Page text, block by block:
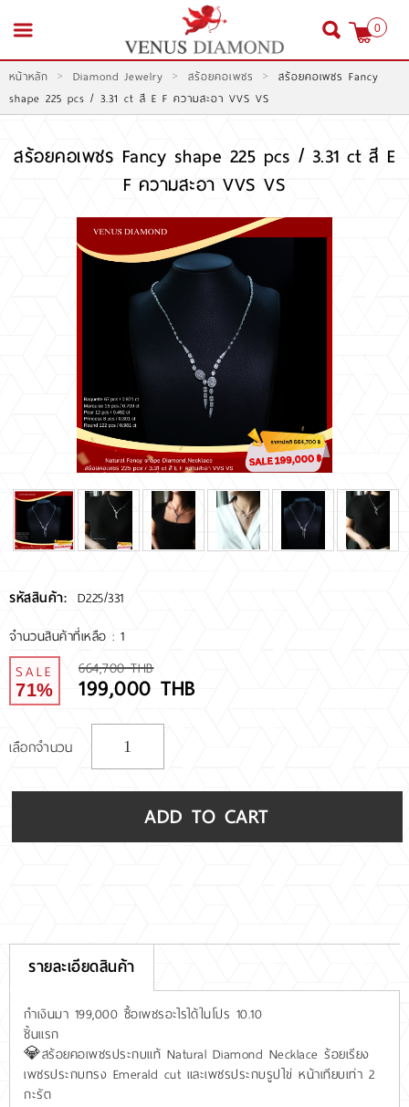
เข้าสู่ระบบ สมัครสมาชิก
สั่งเพชร GIA นำเข้า
RARE DIAMOND
ติดต่อเรา
เกี่ยวกับเรา
0
หน้าหลัก > Diamond Jewelry > สร้อยคอเพชร > สร้อยคอเพชร Fancy
shape 225 pcs / 3.31 ct สี E F ความสะอา VVS VS
สร้อยคอเพชร Fancy shape 225 pcs / 3.31 ct สี E
F ความสะอา VVS VS
รหัสสินค้า: D225/331
จำนวนสินค้าที่เหลือ : 1
SALE
71%
664,700 THB
199,000 THB
เลือกจำนวน
ADD TO CART
รายละเอียดสินค้า
กำเงินมา 199,000 ซื้อเพชรอะไรได้ในโปร 10.10
ชิ้นแรก
💎สร้อยคอเพชรประกบแท้ Natural Diamond Necklace ร้อยเรียง
เพชรประกบทรง Emerald cut และเพชรประกบรูปไข่ หน้าเทียบเท่า 2
กะรัต